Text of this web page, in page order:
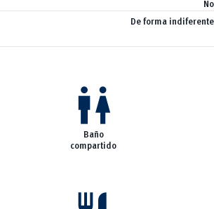
No
De forma indiferente
wc
Baño
compartido